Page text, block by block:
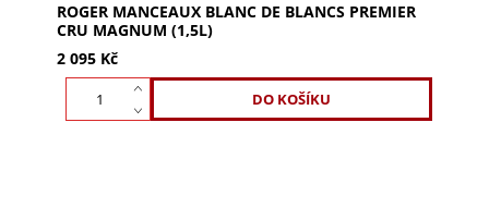
ROGER MANCEAUX BLANC DE BLANCS PREMIER
CRU MAGNUM (1,5L)
2 095 Kč